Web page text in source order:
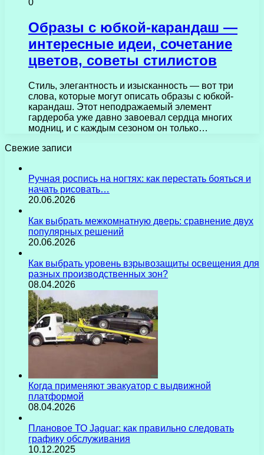
0
Образы с юбкой-карандаш —
интересные идеи, сочетание
цветов, советы стилистов
Стиль, элегантность и изысканность — вот три
слова, которые могут описать образы с юбкой-
карандаш. Этот неподражаемый элемент
гардероба уже давно завоевал сердца многих
модниц, и с каждым сезоном он только…
Свежие записи
Ручная роспись на ногтях: как перестать бояться и
начать рисовать…
20.06.2026
Как выбрать межкомнатную дверь: сравнение двух
популярных решений
20.06.2026
Как выбрать уровень взрывозащиты освещения для
разных производственных зон?
08.04.2026
Когда применяют эвакуатор с выдвижной
платформой
08.04.2026
Плановое ТО Jaguar: как правильно следовать
графику обслуживания
10.12.2025